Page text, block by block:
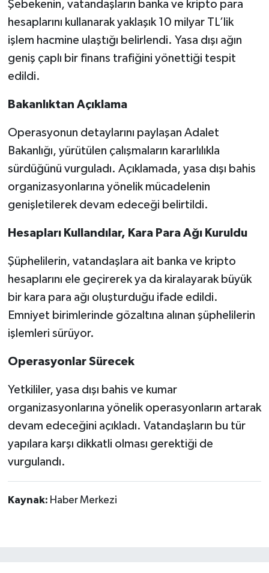
Şebekenin, vatandaşların banka ve kripto para
hesaplarını kullanarak yaklaşık 10 milyar TL’lik
işlem hacmine ulaştığı belirlendi. Yasa dışı ağın
geniş çaplı bir finans trafiğini yönettiği tespit
edildi.
Bakanlıktan Açıklama
Operasyonun detaylarını paylaşan Adalet
Bakanlığı, yürütülen çalışmaların kararlılıkla
sürdüğünü vurguladı. Açıklamada, yasa dışı bahis
organizasyonlarına yönelik mücadelenin
genişletilerek devam edeceği belirtildi.
Hesapları Kullandılar, Kara Para Ağı Kuruldu
Şüphelilerin, vatandaşlara ait banka ve kripto
hesaplarını ele geçirerek ya da kiralayarak büyük
bir kara para ağı oluşturduğu ifade edildi.
Emniyet birimlerinde gözaltına alınan şüphelilerin
işlemleri sürüyor.
Operasyonlar Sürecek
Yetkililer, yasa dışı bahis ve kumar
organizasyonlarına yönelik operasyonların artarak
devam edeceğini açıkladı. Vatandaşların bu tür
yapılara karşı dikkatli olması gerektiği de
vurgulandı.
Kaynak: Haber Merkezi